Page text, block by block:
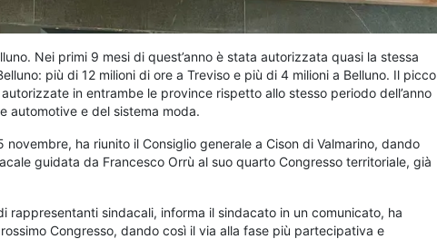
Nei primi 9 mesi di quest’anno è stata autorizzata quasi la stessa
più di 12 milioni di ore a Treviso e più di 4 milioni a Belluno. Il picco
in entrambe le province rispetto allo stesso periodo dell’anno
automotive e del sistema moda.
novembre, ha riunito il Consiglio generale a Cison di Valmarino, dando
guidata da Francesco Orrù al suo quarto Congresso territoriale, già
rappresentanti sindacali, informa il sindacato in un comunicato, ha
Congresso, dando così il via alla fase più partecipativa e